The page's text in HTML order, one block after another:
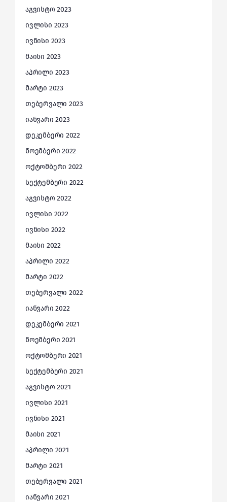
აგვისტო 2023
ივლისი 2023
ივნისი 2023
მაისი 2023
აპრილი 2023
მარტი 2023
თებერვალი 2023
იანვარი 2023
დეკემბერი 2022
ნოემბერი 2022
ოქტომბერი 2022
სექტემბერი 2022
აგვისტო 2022
ივლისი 2022
ივნისი 2022
მაისი 2022
აპრილი 2022
მარტი 2022
თებერვალი 2022
იანვარი 2022
დეკემბერი 2021
ნოემბერი 2021
ოქტომბერი 2021
სექტემბერი 2021
აგვისტო 2021
ივლისი 2021
ივნისი 2021
მაისი 2021
აპრილი 2021
მარტი 2021
თებერვალი 2021
იანვარი 2021